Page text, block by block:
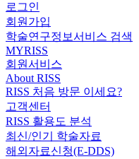
로그인
회원가입
학술연구정보서비스 검색
MYRISS
회원서비스
About RISS
RISS 처음 방문 이세요?
고객센터
RISS 활용도 분석
최신/인기 학술자료
해외자료신청(E-DDS)